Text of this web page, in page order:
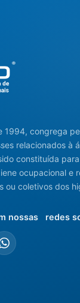
1994, congrega
relacionados à
constituída
ocupacional e
ou coletivos dos
nossas redes